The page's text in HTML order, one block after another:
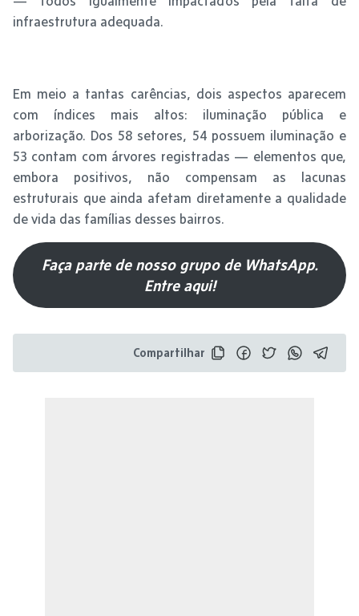
infraestrutura adequada.
Em meio a tantas carências, dois aspectos aparecem
com índices mais altos: iluminação pública e
arborização. Dos 58 setores, 54 possuem iluminação e
53 contam com árvores registradas — elementos que,
embora positivos, não compensam as lacunas
estruturais que ainda afetam diretamente a qualidade
de vida das famílias desses bairros.
Faça parte de nosso grupo de WhatsApp.
Entre aqui!
Compartilhar